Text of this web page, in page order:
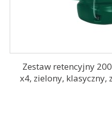
Zestaw retencyjny
x4, zielony,